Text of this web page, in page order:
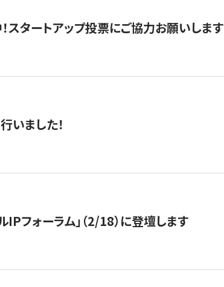
タートアップ投票にご協力お願いします
いました！
フォーラム」（2/18）に登壇します